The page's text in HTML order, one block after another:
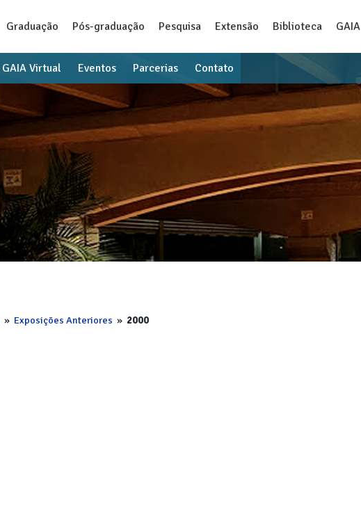
Graduação Pós-graduação Pesquisa Extensão Biblioteca GAIA
GAIA Virtual Eventos Parcerias Contato
» Exposições Anteriores » 2000